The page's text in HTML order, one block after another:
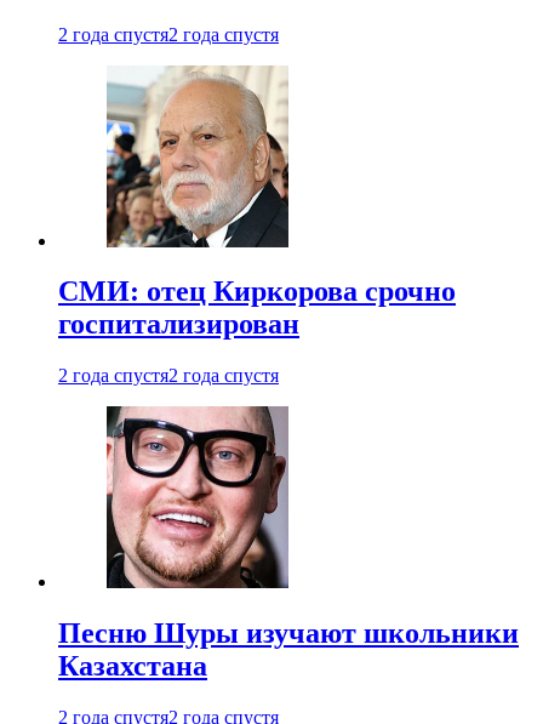
2 года спустя2 года спустя
СМИ: отец Киркорова срочно
госпитализирован
2 года спустя2 года спустя
Песню Шуры изучают школьники
Казахстана
2 года спустя2 года спустя